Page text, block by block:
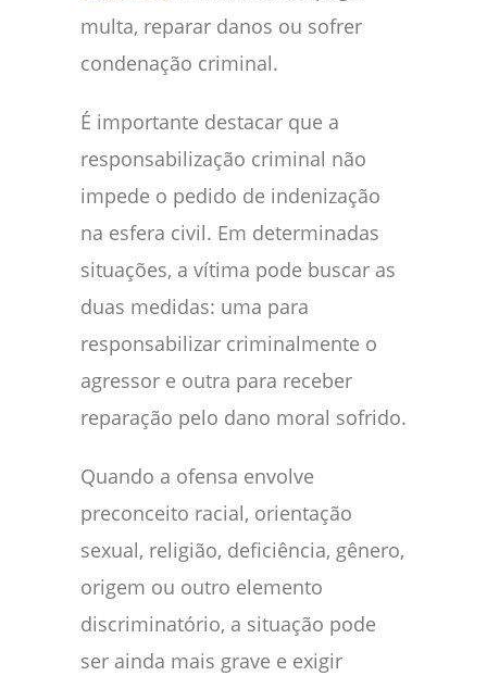
multa, reparar danos ou sofrer
condenação criminal.
É importante destacar que a
responsabilização criminal não
impede o pedido de indenização
na esfera civil. Em determinadas
situações, a vítima pode buscar as
duas medidas: uma para
responsabilizar criminalmente o
agressor e outra para receber
reparação pelo dano moral sofrido.
Quando a ofensa envolve
preconceito racial, orientação
sexual, religião, deficiência, gênero,
origem ou outro elemento
discriminatório, a situação pode
ser ainda mais grave e exigir